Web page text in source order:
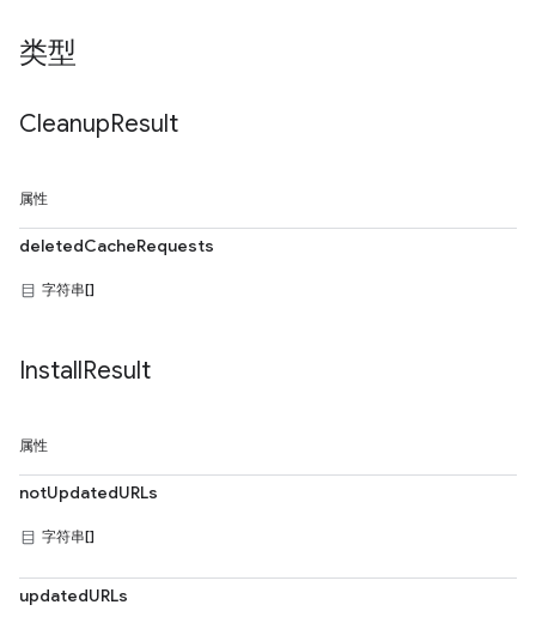
类型
CleanupResult
属性
deletedCacheRequests
字符串[]
InstallResult
属性
notUpdatedURLs
字符串[]
updatedURLs